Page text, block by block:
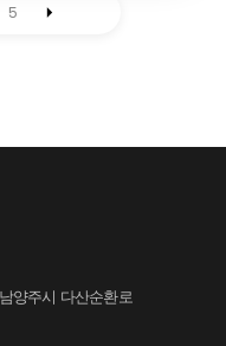
5
양주시 다산순환로